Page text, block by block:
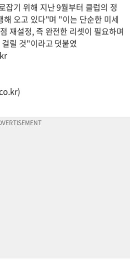
잡기 위해 지난 9월부터 클럽의 정
해 오고 있다"며 "이는 단순한 미세
재설정, 즉 완전한 리셋이 필요하며
릴 것"이라고 덧붙였
)